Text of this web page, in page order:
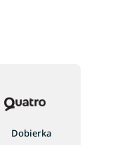
Dobierka